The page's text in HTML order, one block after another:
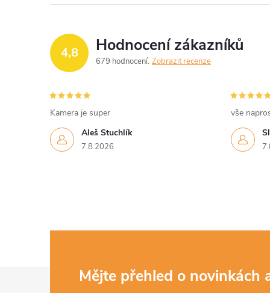
4,8 Hodnocení zákazníků
679 hodnocení Zobrazit recenze
Aleš Stuchlík
7.8.2026
Kamera je super
vše
Mějte přehled o novinkách